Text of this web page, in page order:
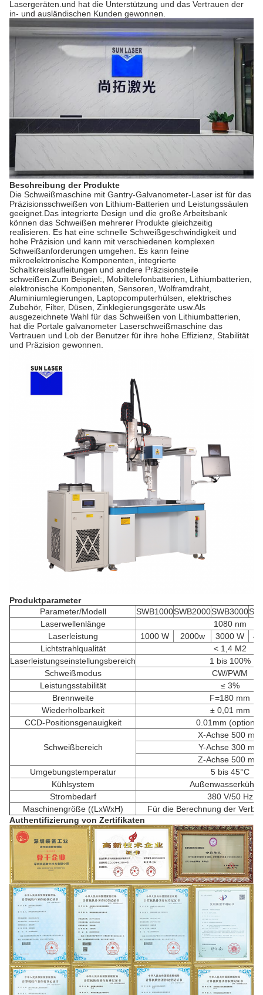
Lasergeräten.und hat die Unterstützung und das Vertrauen der
in- und ausländischen Kunden gewonnen.
Beschreibung der Produkte
Die Schweißmaschine mit Gantry-Galvanometer-Laser ist für das
Präzisionsschweißen von Lithium-Batterien und Leistungssäulen
geeignet.Das integrierte Design und die große Arbeitsbank
können das Schweißen mehrerer Produkte gleichzeitig
realisieren. Es hat eine schnelle Schweißgeschwindigkeit und
hohe Präzision und kann mit verschiedenen komplexen
Schweißanforderungen umgehen. Es kann feine
mikroelektronische Komponenten, integrierte
Schaltkreislaufleitungen und andere Präzisionsteile
schweißen.Zum Beispiel:, Mobiltelefonbatterien, Lithiumbatterien,
elektronische Komponenten, Sensoren, Wolframdraht,
Aluminiumlegierungen, Laptopcomputerhülsen, elektrisches
Zubehör, Filter, Düsen, Zinklegierungsgeräte usw.Als
ausgezeichnete Wahl für das Schweißen von Lithiumbatterien,
hat die Portale galvanometer Laserschweißmaschine das
Vertrauen und Lob der Benutzer für ihre hohe Effizienz, Stabilität
und Präzision gewonnen.
Produktparameter
Parameter/Modell
SWB1000SWB2000SWB3000
Laserwellenlänge
1080 nm
Laserleistung
1000 W 2000w 3000 W
Lichtstrahlqualität
< 1,4 M2
Laserleistungseinstellungsbereich
1 bis 100%
Schweißmodus
CW/PWM
Leistungsstabilität
≤ 3%
Brennweite
F=180 mm
Wiederholbarkeit
± 0,01 mm
CCD-Positionsgenauigkeit
0.01mm
Schweißbereich
X-Achse 500 mm
Y-Achse 300 mm
Z-Achse 500 mm
Umgebungstemperatur
5 bis 45°C
Kühlsystem
Strombedarf
380 V/50 Hz
Maschinengröße ((LxWxH)
Für die Berechnung der
Authentifizierung von Zertifikaten